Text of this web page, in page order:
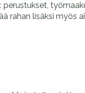
rahan lisäksi myös